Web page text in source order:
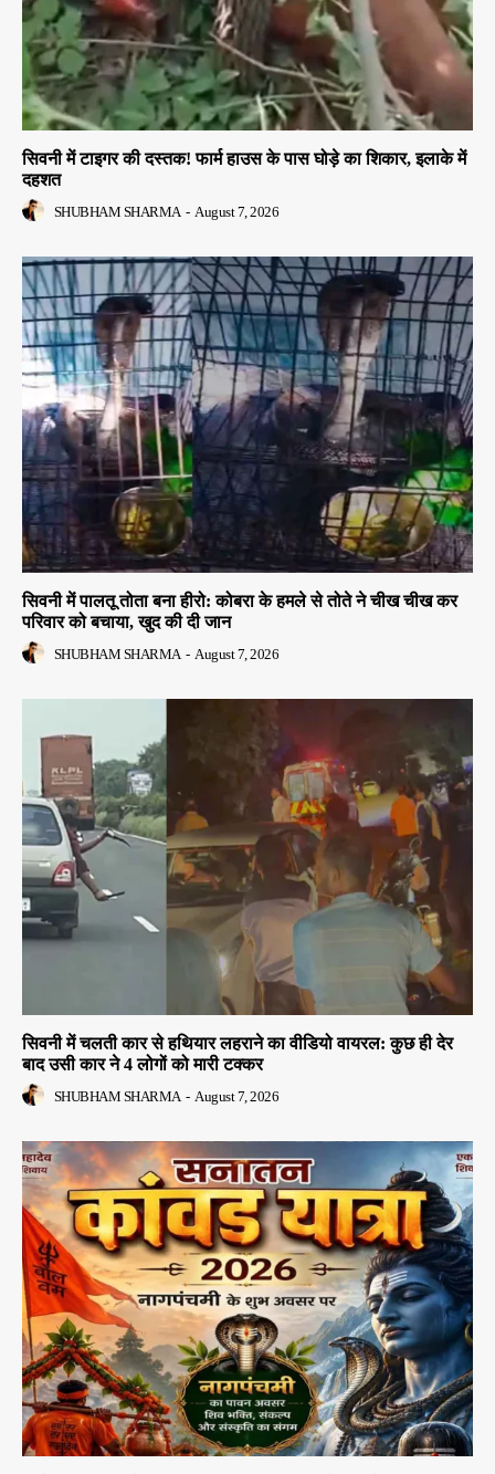
सिवनी में टाइगर की दस्तक! फार्म हाउस के पास घोड़े का शिकार, इलाके में
दहशत
SHUBHAM SHARMA - August 7, 2026
सिवनी में पालतू तोता बना हीरो: कोबरा के हमले से तोते ने चीख चीख कर
परिवार को बचाया, खुद की दी जान
SHUBHAM SHARMA - August 7, 2026
सिवनी में चलती कार से हथियार लहराने का वीडियो वायरल: कुछ ही देर
बाद उसी कार ने 4 लोगों को मारी टक्कर
SHUBHAM SHARMA - August 7, 2026